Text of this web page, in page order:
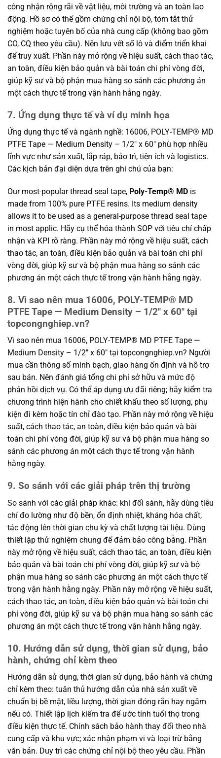
công nhận rộng rãi về vật liệu, môi trường và an toàn lao
động. Hồ sơ có thể gồm chứng chỉ nội bộ, tóm tắt thử
nghiệm hoặc tuyên bố của nhà cung cấp (không bao gồm
CO, CQ theo yêu cầu). Nên lưu vết số lô và điểm triển khai
để truy xuất. Phần này mở rộng về hiệu suất, cách thao tác,
an toàn, điều kiện bảo quản và bài toán chi phí vòng đời,
giúp kỹ sư và bộ phận mua hàng so sánh các phương án
một cách thực tế trong vận hành hằng ngày.
7. Ứng dụng thực tế và ví dụ minh họa
Ứng dụng thực tế và ngành nghề: 16006, POLY-TEMP® MD
PTFE Tape — Medium Density – 1/2″ x 60″ phù hợp nhiều
lĩnh vực như sản xuất, lắp ráp, bảo trì, tiện ích và logistics.
Các kịch bản đại diện dựa trên ghi chú của bạn:
Our most-popular thread seal tape, Poly-Temp® MD is
made from 100% pure PTFE resins. Its medium density
allows it to be used as a general-purpose thread seal tape
in most applic. Hãy cụ thể hóa thành SOP với tiêu chí chấp
nhận và KPI rõ ràng. Phần này mở rộng về hiệu suất, cách
thao tác, an toàn, điều kiện bảo quản và bài toán chi phí
vòng đời, giúp kỹ sư và bộ phận mua hàng so sánh các
phương án một cách thực tế trong vận hành hằng ngày.
8. Vì sao nên mua 16006, POLY-TEMP® MD
PTFE Tape — Medium Density – 1/2″ x 60″ tại
topcongnghiep.vn?
Vì sao nên mua 16006, POLY-TEMP® MD PTFE Tape —
Medium Density – 1/2″ x 60″ tại topcongnghiep.vn? Người
mua cần thông số minh bạch, giao hàng ổn định và hỗ trợ
sau bán. Nên đánh giá tổng chi phí sở hữu và mức độ
phản hồi dịch vụ. Có thể áp dụng ưu đãi riêng; hãy kiểm tra
chương trình hiện hành cho chiết khấu theo số lượng, phụ
kiện đi kèm hoặc tín chỉ đào tạo. Phần này mở rộng về hiệu
suất, cách thao tác, an toàn, điều kiện bảo quản và bài
toán chi phí vòng đời, giúp kỹ sư và bộ phận mua hàng so
sánh các phương án một cách thực tế trong vận hành
hằng ngày.
9. So sánh với các giải pháp trên thị trường
So sánh với các giải pháp khác: khi đối sánh, hãy dùng tiêu
chí đo lường như độ bền, ổn định nhiệt, kháng hóa chất,
tác động lên thời gian chu kỳ và chất lượng tài liệu. Dùng
thiết lập thử nghiệm chung để đảm bảo công bằng. Phần
này mở rộng về hiệu suất, cách thao tác, an toàn, điều kiện
bảo quản và bài toán chi phí vòng đời, giúp kỹ sư và bộ
phận mua hàng so sánh các phương án một cách thực tế
trong vận hành hằng ngày. Phần này mở rộng về hiệu suất,
cách thao tác, an toàn, điều kiện bảo quản và bài toán chi
phí vòng đời, giúp kỹ sư và bộ phận mua hàng so sánh các
phương án một cách thực tế trong vận hành hằng ngày.
10. Hướng dẫn sử dụng, thời gian sử dụng, bảo
hành, chứng chỉ kèm theo
Hướng dẫn sử dụng, thời gian sử dụng, bảo hành và chứng
chỉ kèm theo: tuân thủ hướng dẫn của nhà sản xuất về
chuẩn bị bề mặt, liều lượng, thời gian đóng rắn hay ngâm
nếu có. Thiết lập lịch kiểm tra để ước tính tuổi thọ trong
điều kiện thực tế. Chính sách bảo hành thay đổi theo nhà
cung cấp và khu vực; xác nhận phạm vi và loại trừ bằng
văn bản. Duy trì các chứng chỉ nội bộ theo yêu cầu. Phần